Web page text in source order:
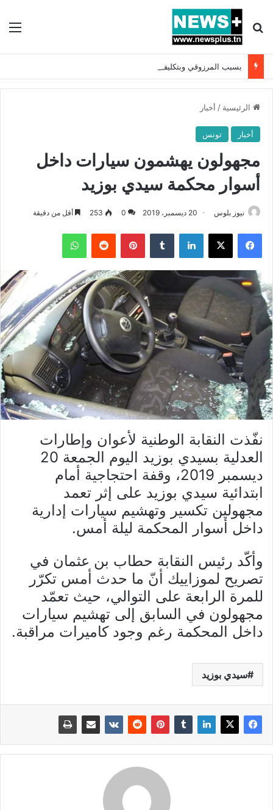
بحث عن
الرئيسية / أخبار
أخبار تونس
مجهولون يهشمون سيارات داخل
أسوار محكمة سيدي بوزيد
نيوز بلوس 20 ديسمبر، 2019 0
253 أقل من دقيقة
فيسبوك X لينكدإن بينتيريست واتساب
نفّذت النقابة الوطنية لأعوان وإطارات
العدلية بسيدي بوزيد اليوم الجمعة 20
ديسمبر 2019، وقفة احتجاجية أمام
ابتدائية سيدي بوزيد على إثر تعمد
مجهولين تكسير وتهشيم سيارات إدارية
داخل أسوار المحكمة ليلة أمس.
وأكّد رئيس النقابة حطاب بن عثمان في
تصريح لموزاييك أنّ ما حدث أمس تكرّر
للمرة الرابعة على التوالي، حيث تعمّد
مجهولون في السابق إلى تهشيم سيارات
داخل المحكمة رغم وجود كاميرات مراقبة.
سيدي بوزيد